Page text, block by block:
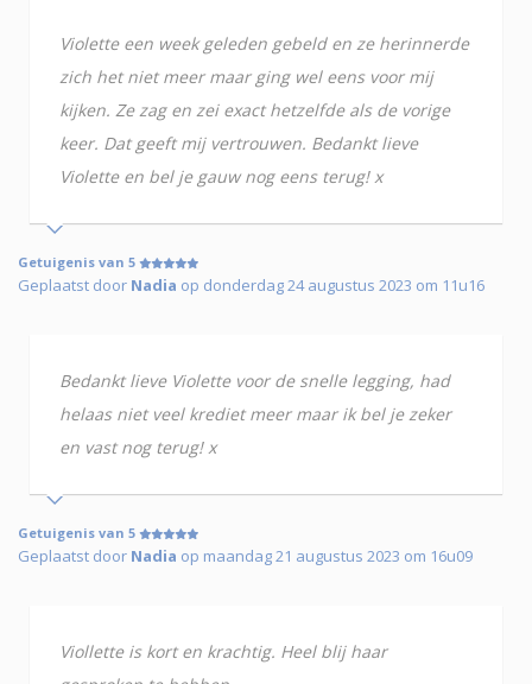
Violette een week geleden gebeld en ze herinnerde
zich het niet meer maar ging wel eens voor mij
kijken. Ze zag en zei exact hetzelfde als de vorige
keer. Dat geeft mij vertrouwen. Bedankt lieve
Violette en bel je gauw nog eens terug! x
Getuigenis van 5
Geplaatst door Nadia op donderdag 24 augustus 2023 om 11u16
Bedankt lieve Violette voor de snelle legging, had
helaas niet veel krediet meer maar ik bel je zeker
en vast nog terug! x
Getuigenis van 5
Geplaatst door Nadia op maandag 21 augustus 2023 om 16u09
Viollette is kort en krachtig. Heel blij haar